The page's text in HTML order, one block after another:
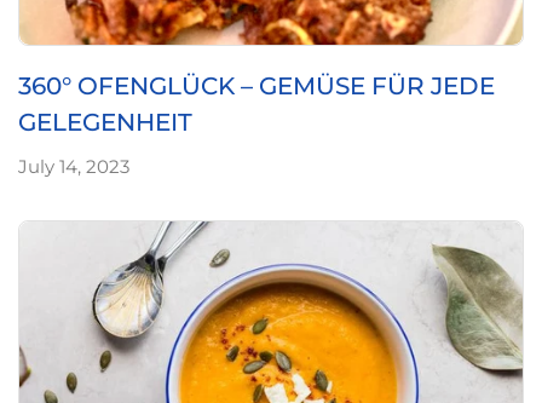
360° OFENGLÜCK – GEMÜSE FÜR JEDE
GELEGENHEIT
July 14, 2023